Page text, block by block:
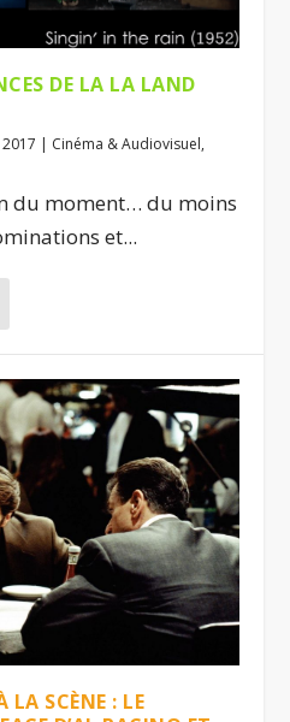
DE LA LA LAND
2017 | Cinéma & Audiovisuel,
du moment… du moins
et...
LA SCÈNE : LE